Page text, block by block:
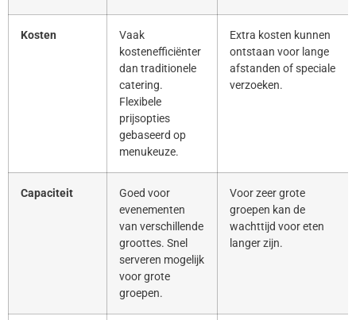
Kosten
Vaak
kostenefficiënter
dan traditionele
catering.
Flexibele
prijsopties
gebaseerd op
menukeuze.
Extra kosten kunnen
ontstaan voor lange
afstanden of speciale
verzoeken.
Capaciteit
Goed voor
evenementen
van verschillende
groottes. Snel
serveren mogelijk
voor grote
groepen.
Voor zeer grote
groepen kan de
wachttijd voor eten
langer zijn.